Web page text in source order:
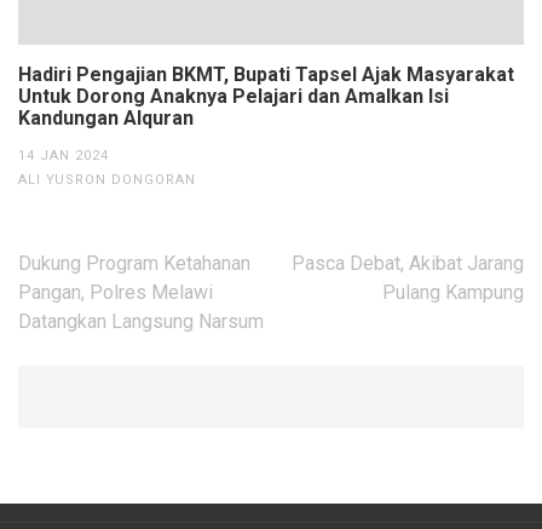
Hadiri Pengajian BKMT, Bupati Tapsel Ajak Masyarakat
Untuk Dorong Anaknya Pelajari dan Amalkan Isi
Kandungan Alquran
14 JAN 2024
ALI YUSRON DONGORAN
Navigasi
pos
Dukung Program Ketahanan
Pangan, Polres Melawi
Datangkan Langsung Narsum
Pasca Debat, Akibat Jarang
Pulang Kampung